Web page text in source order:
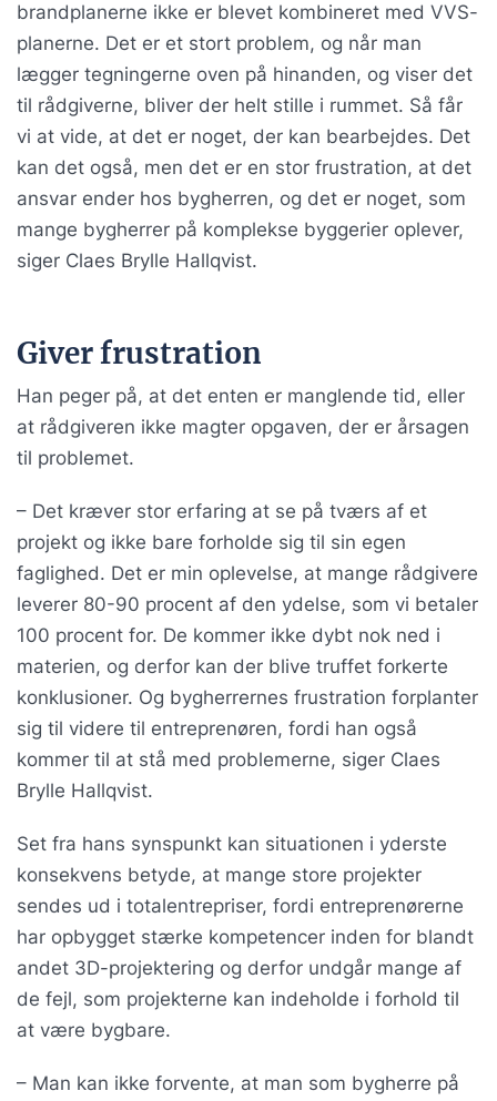
brandplanerne ikke er blevet kombineret med VVS-
planerne. Det er et stort problem, og når man
lægger tegningerne oven på hinanden, og viser det
til rådgiverne, bliver der helt stille i rummet. Så får
vi at vide, at det er noget, der kan bearbejdes. Det
kan det også, men det er en stor frustration, at det
ansvar ender hos bygherren, og det er noget, som
mange bygherrer på komplekse byggerier oplever,
siger Claes Brylle Hallqvist.
Giver frustration
Han peger på, at det enten er manglende tid, eller
at rådgiveren ikke magter opgaven, der er årsagen
til problemet.
– Det kræver stor erfaring at se på tværs af et
projekt og ikke bare forholde sig til sin egen
faglighed. Det er min oplevelse, at mange rådgivere
leverer 80-90 procent af den ydelse, som vi betaler
100 procent for. De kommer ikke dybt nok ned i
materien, og derfor kan der blive truffet forkerte
konklusioner. Og bygherrernes frustration forplanter
sig til videre til entreprenøren, fordi han også
kommer til at stå med problemerne, siger Claes
Brylle Hallqvist.
Set fra hans synspunkt kan situationen i yderste
konsekvens betyde, at mange store projekter
sendes ud i totalentrepriser, fordi entreprenørerne
har opbygget stærke kompetencer inden for blandt
andet 3D-projektering og derfor undgår mange af
de fejl, som projekterne kan indeholde i forhold til
at være bygbare.
– Man kan ikke forvente, at man som bygherre på